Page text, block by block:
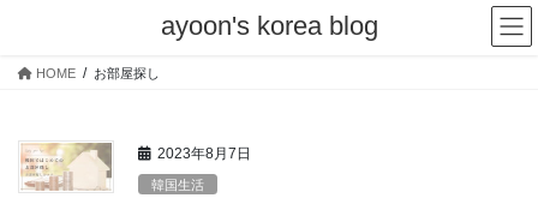
ayoon's korea blog
HOME お部屋探し
2023年8月7日
韓国生活